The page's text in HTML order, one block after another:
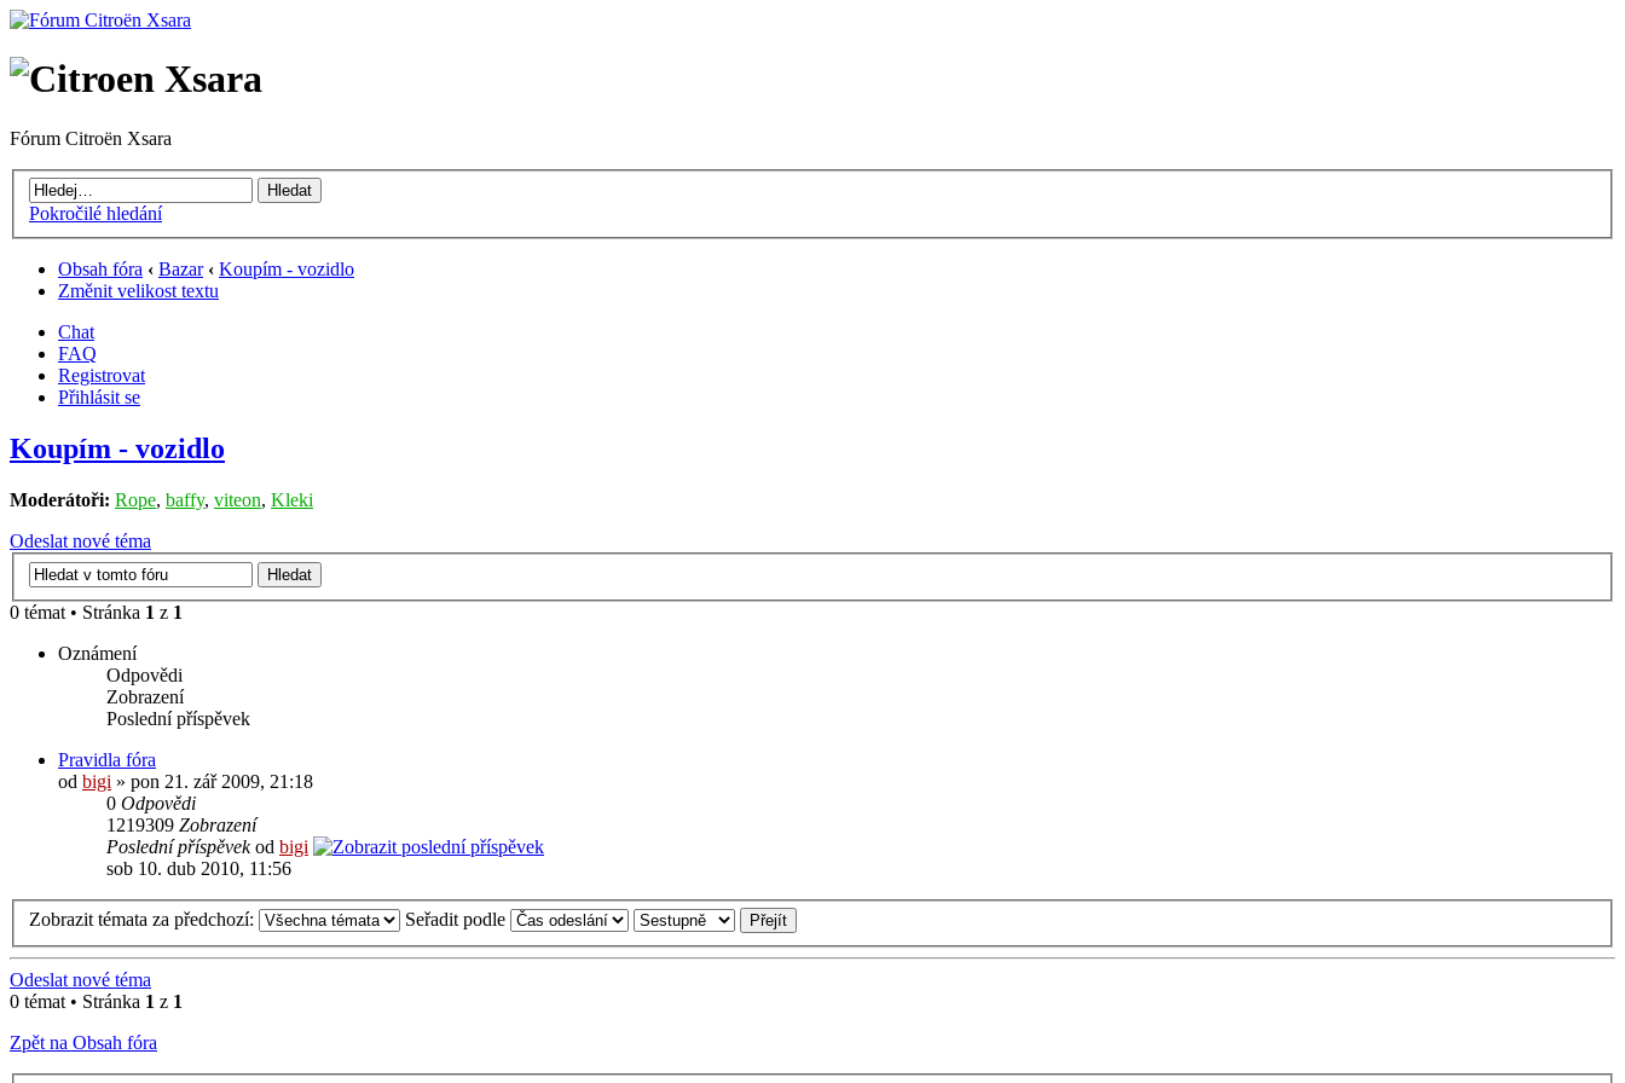
Fórum Citroën Xsara
Pokročilé hledání
Obsah fóra ‹ Bazar ‹ Koupím - vozidlo
Změnit velikost textu
Chat
FAQ
Registrovat
Přihlásit se
Koupím - vozidlo
Moderátoři: Rope, baffy, viteon, Kleki
Odeslat nové téma
0 témat • Stránka 1 z 1
Oznámení
Odpovědi
Zobrazení
Poslední příspěvek
Pravidla fóra
od bigi » pon 21. zář 2009, 21:18
0 Odpovědi
1219309 Zobrazení
Poslední příspěvekod bigi
sob 10. dub 2010, 11:56
Zobrazit témata za předchozí: Seřadit podle
Odeslat nové téma
0 témat • Stránka 1 z 1
Zpět na Obsah fóra